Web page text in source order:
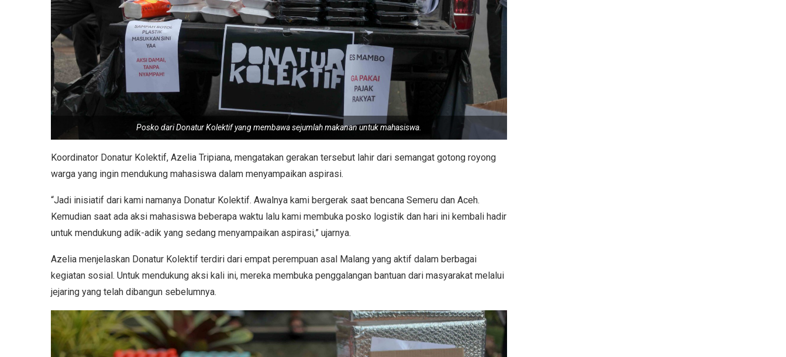
Posko dari Donatur Kolektif yang membawa sejumlah makanan untuk mahasiswa.
Koordinator Donatur Kolektif, Azelia Tripiana, mengatakan gerakan tersebut lahir dari semangat gotong royong
warga yang ingin mendukung mahasiswa dalam menyampaikan aspirasi.
“Jadi inisiatif dari kami namanya Donatur Kolektif. Awalnya kami bergerak saat bencana Semeru dan Aceh.
Kemudian saat ada aksi mahasiswa beberapa waktu lalu kami membuka posko logistik dan hari ini kembali hadir
untuk mendukung adik-adik yang sedang menyampaikan aspirasi,” ujarnya.
Azelia menjelaskan Donatur Kolektif terdiri dari empat perempuan asal Malang yang aktif dalam berbagai
kegiatan sosial. Untuk mendukung aksi kali ini, mereka membuka penggalangan bantuan dari masyarakat melalui
jejaring yang telah dibangun sebelumnya.